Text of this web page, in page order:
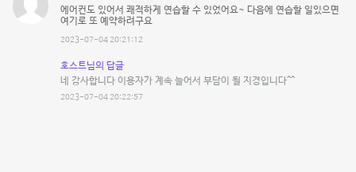
에어컨도 있어서 쾌적하게 연습할 수 있었어요~ 다음에 연습할 일있으면
여기로 또 예약하려구요
2023-07-04 20:21:12
호스트님의 답글
네 감사합니다 이용자가 계속 늘어서 부담이 될 지경입니다^^
2023-07-04 20:22:57